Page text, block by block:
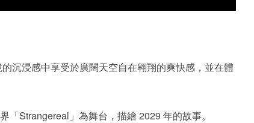
的沉浸感中享受於廣闊天空自在翱翔的爽快感，並在體
Strangereal」為舞台，描繪 2029 年的故事。